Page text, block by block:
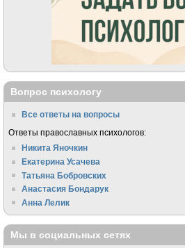
Вопрос психологу
Все ответы на вопросы
Ответы православных психологов:
Никита Яночкин
Екатерина Усачева
Татьяна Бобровских
Анастасия Бондарук
Анна Лелик
Мы в социальных сетях